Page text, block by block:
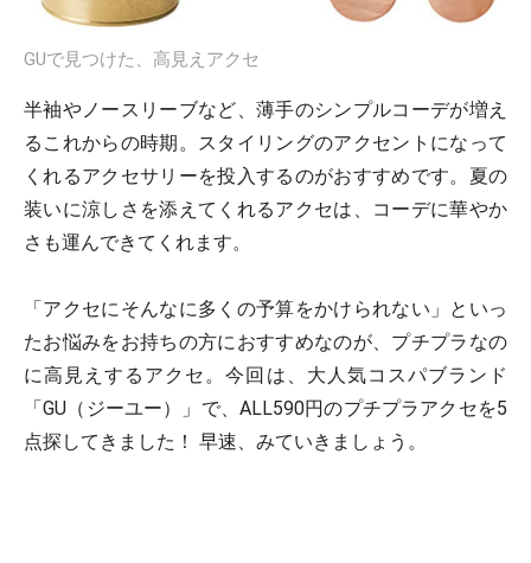
GUで見つけた、高見えアクセ
半袖やノースリーブなど、薄手のシンプルコーデが増え
るこれからの時期。スタイリングのアクセントになって
くれるアクセサリーを投入するのがおすすめです。夏の
装いに涼しさを添えてくれるアクセは、コーデに華やか
さも運んできてくれます。
「アクセにそんなに多くの予算をかけられない」といっ
たお悩みをお持ちの方におすすめなのが、プチプラなの
に高見えするアクセ。今回は、大人気コスパブランド
「GU（ジーユー）」で、ALL590円のプチプラアクセを5
点探してきました！ 早速、みていきましょう。